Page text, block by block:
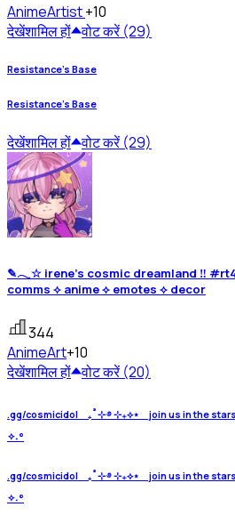
AnimeArtist+10
देखेंशामिल हों वोट करें (29)
Resistance's Base
Resistance's Base
देखेंशामिल हों वोट करें (29)
✎𓂃☆ irene's cosmic dreamland ‼
comms ⟡ anime ⟡ emotes ⟡ decor
344
AnimeArt+10
देखेंशामिल हों वोट करें (20)
.gg/cosmicidol ₊˚⊹ ࿔ ⊹₊⟡⋆ join us in the
✧˖°
.gg/cosmicidol ₊˚⊹ ࿔ ⊹₊⟡⋆ join us in the
✧˖°